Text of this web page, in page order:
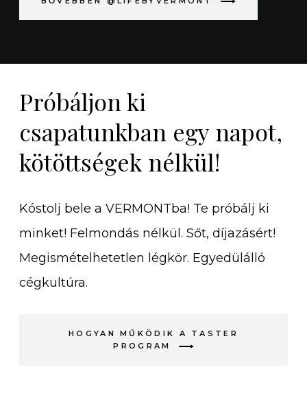
Próbáljon ki
csapatunkban egy napot,
kötöttségek nélkül!
Kóstolj bele a VERMONTba! Te próbálj ki
minket! Felmondás nélkül. Sőt, díjazásért!
Megismételhetetlen légkör. Egyedülálló
cégkultúra.
HOGYAN MŰKÖDIK A TASTER
PROGRAM